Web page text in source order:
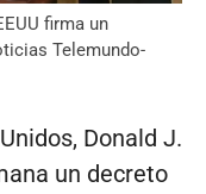
firma un
Telemundo-
Donald J.
un decreto